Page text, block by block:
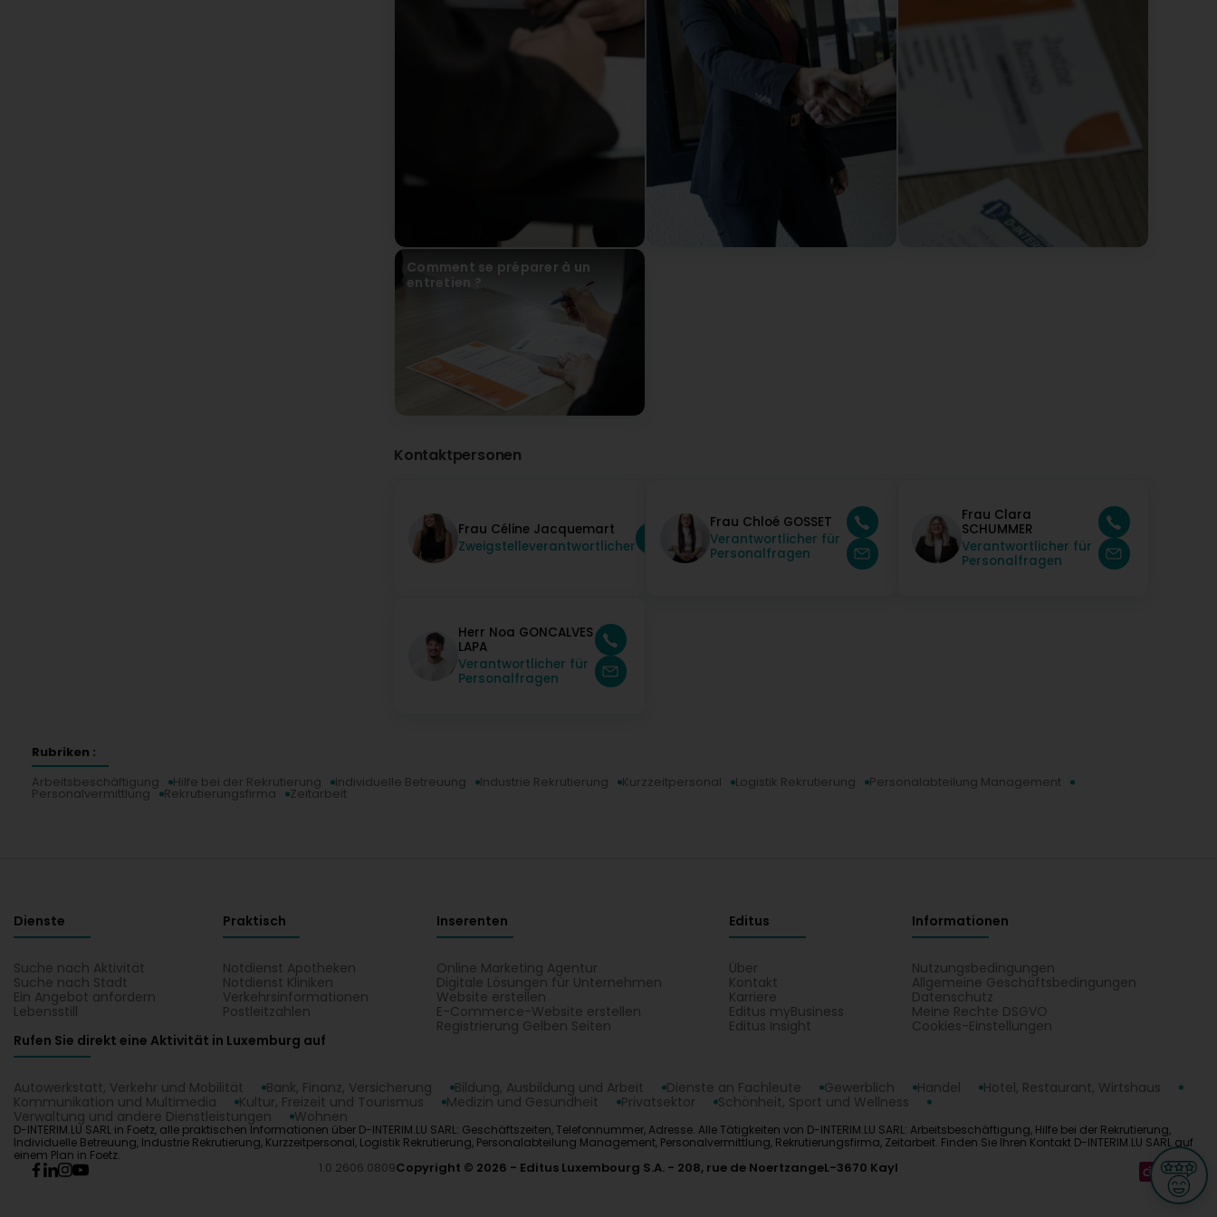
vous trouvez les missions adaptées grâce à nos services. L'équipe D-INTERIM.LU
kamel azouni
(Translated by Google) I traveled for nothing, there was no mission to propose. However, when I read the
reviews, many people were lucky enough to travel miles for nothing. Honestly, I will never use this agency
again. (Original) Je me suis déplacée pour rien pas une mission de proposer par contre quand je lis les avis
beaucoup ont eu de la chance faire des kilomètres pour rien honnêtement plus jamais je déconseille cette
Bonjour M. AZOUNI, Nous sommes navrés de lire votre retour et comprenons votre déception. Votre
déplacement n'a pas été inutile. Votre candidature a bien été étudiée par notre équipe. Nous avons
estimé qu'il n'était pas pertinent de poursuivre avec un entretien, car nous ne disposions
malheureusement d'aucune mission correspondant à vos compétences et à votre expérience à ce
moment-là. Votre dossier reste bien enregistré dans notre agence et nous ne manquerons pas de vous
recontacter dès qu'une opportunité adaptée à votre profil se présentera. Nous comprenons votre
frustration, mais cette décision relève de notre processus de recrutement dont l'objectif est d'éviter de
faire passer des entretiens lorsqu'aucune mission adaptée n'est disponible. Nous vous souhaitons une
bonne continuation dans vos recherches. L'équipe D-INTERIM.LU
Comment se préparer à un
entretien ?
Kontaktpersonen
Frau Céline Jacquemart
Zweigstelleverantwortlicher
Frau Chloé GOSSET
Verantwortlicher für
Personalfragen
Frau Clara
SCHUMMER
Verantwortlicher für
Personalfragen
Herr Noa GONCALVES
LAPA
Verantwortlicher für
Personalfragen
Rubriken :
Arbeitsbeschäftigung
Hilfe bei der Rekrutierung Individuelle Betreuung Industrie Rekrutierung Kurzzeitpersonal Logistik Rekrutierung Personalabteilung Management
Personalvermittlung Rekrutierungsfirma Zeitarbeit
Dienste
Suche nach Aktivität
Suche nach Stadt
Ein Angebot anfordern
Lebensstill
Praktisch
Notdienst Apotheken
Notdienst Kliniken
Verkehrsinformationen
Postleitzahlen
Inserenten
Online Marketing Agentur
Digitale Lösungen für Unternehmen
Website erstellen
E-Commerce-Website erstellen
Registrierung Gelben Seiten
Editus
Über
Kontakt
Karriere
Editus myBusiness
Editus Insight
Informationen
Nutzungsbedingungen
Allgemeine Geschäftsbedingungen
Datenschutz
Meine Rechte DSGVO
Cookies-Einstellungen
Rufen Sie direkt eine Aktivität in Luxemburg auf
Autowerkstatt, Verkehr und Mobilität Bank, Finanz, Versicherung Bildung, Ausbildung und Arbeit Dienste an Fachleute Gewerblich Handel
Hotel, Restaurant, Wirtshaus
Kommunikation und Multimedia
Kultur, Freizeit und Tourismus Medizin und Gesundheit Privatsektor
Schönheit, Sport und Wellness
Verwaltung und andere Dienstleistungen
Wohnen
D-INTERIM.LU SARL in Foetz, alle praktischen Informationen über D-INTERIM.LU SARL: Geschäftszeiten, Telefonnummer, Adresse. Alle Tätigkeiten von D-INTERIM.LU SARL: Arbeitsbeschäftigung, Hilfe bei der Rekrutierung,
Individuelle Betreuung, Industrie Rekrutierung, Kurzzeitpersonal, Logistik Rekrutierung, Personalabteilung Management, Personalvermittlung, Rekrutierungsfirma, Zeitarbeit. Finden Sie Ihren Kontakt D-INTERIM.LU SARL auf
einem Plan in Foetz.
1.0.2606.0809Copyright © 2026 Editus Luxembourg S.A. 208, rue de NoertzangeL-3670 Kayl